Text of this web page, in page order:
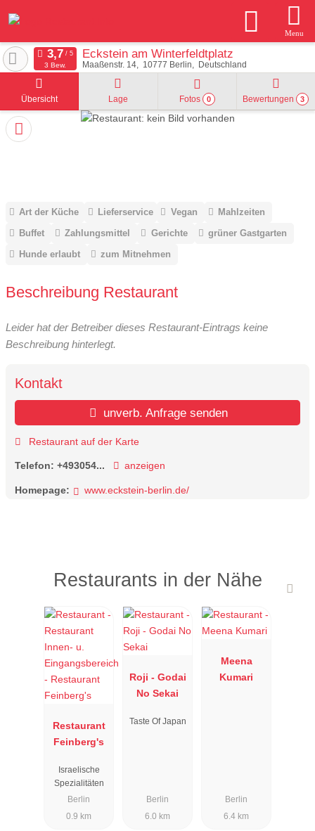
Menu
Eckstein am Winterfeldtplatz
Maaßenstr. 14 10777 Berlin Deutschland
3 Bew.
Übersicht Lage Fotos 0 Bewertungen 3
Art der Küche Lieferservice Vegan
Mahlzeiten
Buffet
Zahlungsmittel Gerichte
grüner Gastgarten
Hunde erlaubt
zum Mitnehmen
Beschreibung Restaurant
Leider hat der Betreiber dieses Restaurant-Eintrags keine
Beschreibung hinterlegt.
Kontakt
unverb. Anfrage senden
Restaurant auf der Karte
Telefon: +493054... anzeigen
Homepage: www.eckstein-berlin.de/
Restaurants in der Nähe
Restaurant
Feinberg's
Israelische
Spezialitäten
Berlin
0.9 km
Roji - Godai
No Sekai
Taste Of Japan
Berlin
6.0 km
Meena
Kumari
Berlin
6.4 km